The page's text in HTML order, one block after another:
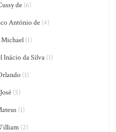
de (6)
António de (4)
(1)
Inácio da Silva(1)
(1)
(5)
(1)
(2)